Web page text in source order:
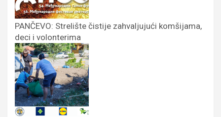
PANČEVO: Strelište čistije zahvaljujući komšijama,
deci i volonterima